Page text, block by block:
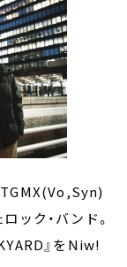
TGMX(Vo,Syn)
ック・バンド。
』をNiw!